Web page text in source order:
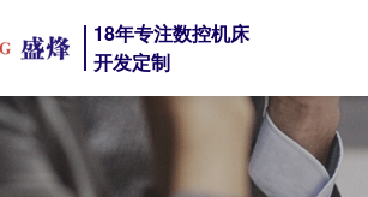
18年专注数控机床
开发定制